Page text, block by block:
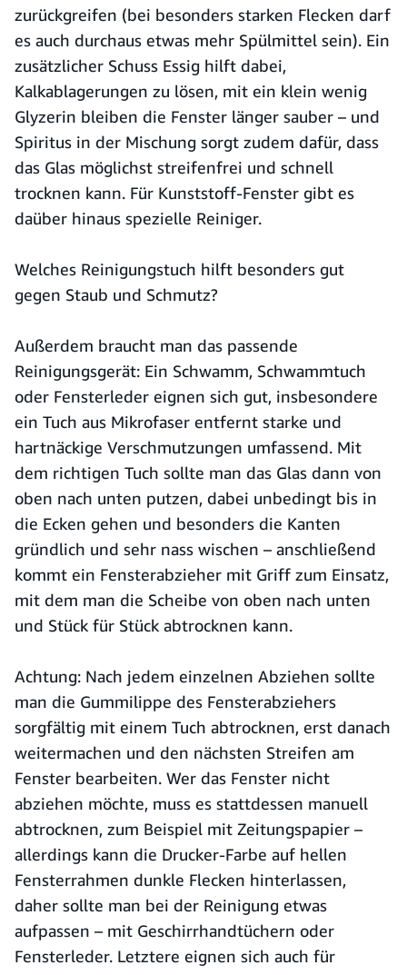
zurückgreifen (bei besonders starken Flecken darf
es auch durchaus etwas mehr Spülmittel sein). Ein
zusätzlicher Schuss Essig hilft dabei,
Kalkablagerungen zu lösen, mit ein klein wenig
Glyzerin bleiben die Fenster länger sauber – und
Spiritus in der Mischung sorgt zudem dafür, dass
das Glas möglichst streifenfrei und schnell
trocknen kann. Für Kunststoff-Fenster gibt es
daüber hinaus spezielle Reiniger.
Welches Reinigungstuch hilft besonders gut
gegen Staub und Schmutz?
Außerdem braucht man das passende
Reinigungsgerät: Ein Schwamm, Schwammtuch
oder Fensterleder eignen sich gut, insbesondere
ein Tuch aus Mikrofaser entfernt starke und
hartnäckige Verschmutzungen umfassend. Mit
dem richtigen Tuch sollte man das Glas dann von
oben nach unten putzen, dabei unbedingt bis in
die Ecken gehen und besonders die Kanten
gründlich und sehr nass wischen – anschließend
kommt ein Fensterabzieher mit Griff zum Einsatz,
mit dem man die Scheibe von oben nach unten
und Stück für Stück abtrocknen kann.
Achtung: Nach jedem einzelnen Abziehen sollte
man die Gummilippe des Fensterabziehers
sorgfältig mit einem Tuch abtrocknen, erst danach
weitermachen und den nächsten Streifen am
Fenster bearbeiten. Wer das Fenster nicht
abziehen möchte, muss es stattdessen manuell
abtrocknen, zum Beispiel mit Zeitungspapier –
allerdings kann die Drucker-Farbe auf hellen
Fensterrahmen dunkle Flecken hinterlassen,
daher sollte man bei der Reinigung etwas
aufpassen – mit Geschirrhandtüchern oder
Fensterleder. Letztere eignen sich auch für